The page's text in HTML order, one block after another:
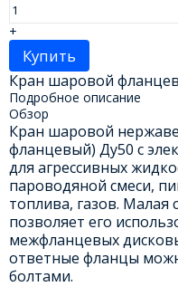
+
Купить
Кран шаровой
Подробное описание
Обзор
Кран шаровой
фланцевый) Ду50 с
для агрессивных
пароводяной смеси,
топлива, газов. Малая
позволяет его
межфланцевых
ответные фланцы
болтами.